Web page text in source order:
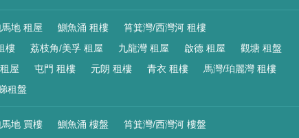
地 租屋 鰂魚涌 租樓
筲箕灣/西灣河 租樓
樓 荔枝角/美孚 租屋 九龍灣 租屋 啟德 租屋
觀塘 租盤
屋 屯門 租樓 元朗 租樓 青衣 租樓
馬灣/珀麗灣 租樓
租盤
地 買樓 鰂魚涌 樓盤
筲箕灣/西灣河 樓盤